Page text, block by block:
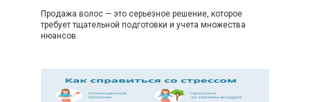
Продажа волос — это серьезное решение, которое
требует тщательной подготовки и учета множества
нюансов.